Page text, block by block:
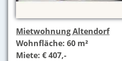
Mietwohnung Altendorf
Wohnfläche: 60 m²
Miete: € 407,-